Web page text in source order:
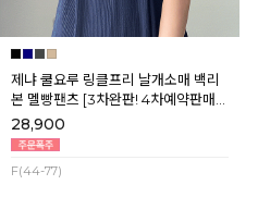
제냐 쿨요루 링클프리 날개소매 백리
본 멜빵팬츠 [3차완판! 4차예약판매]
[네이비] 8월셋째주 순차배송
28,900
F(44-77)